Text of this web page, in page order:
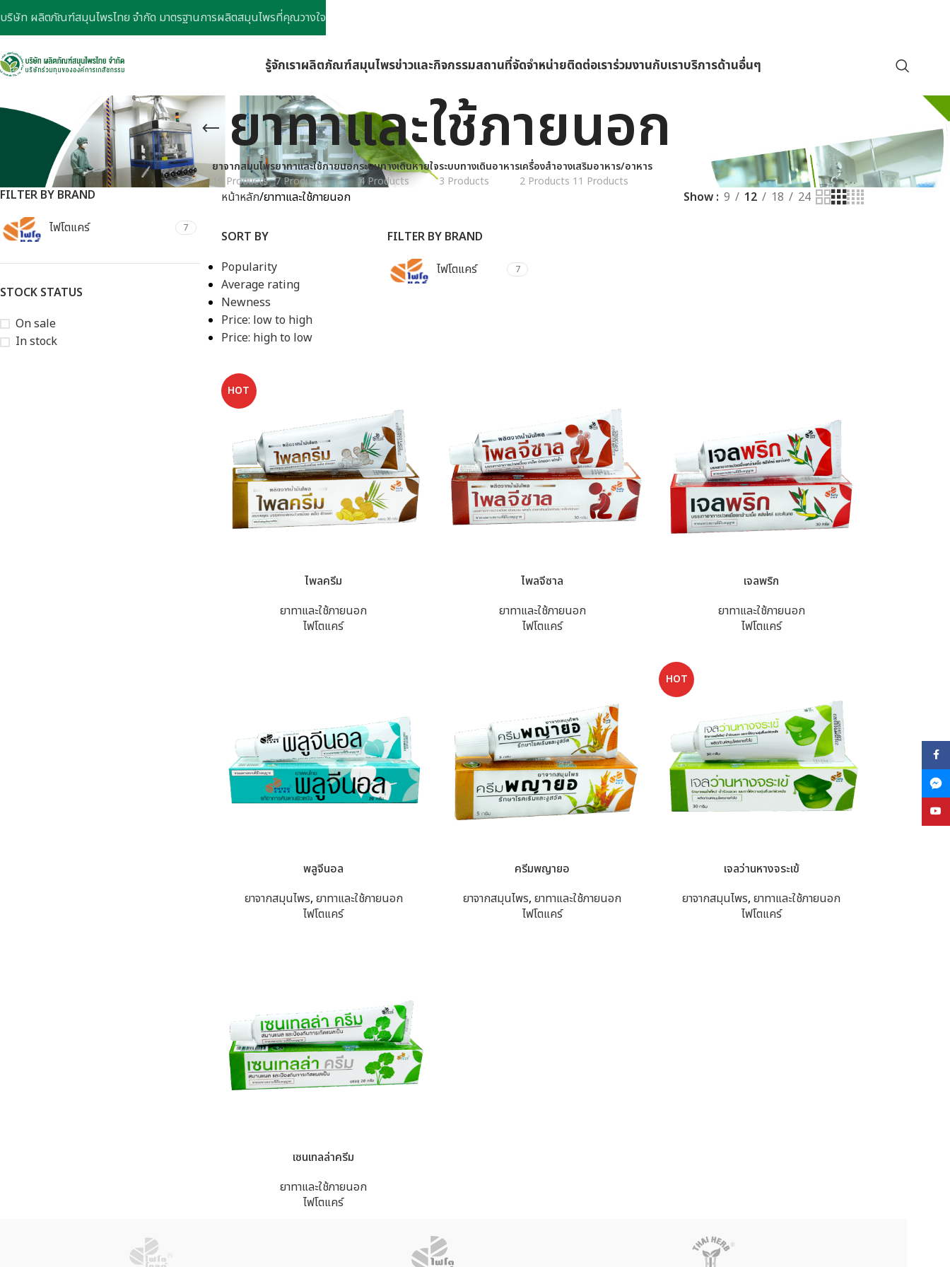
รู้จักเราผลิตภัณฑ์สมุนไพรข่าวและกิจกรรมสถานที่จัดจำหน่ายติดต่อเราร่วมงานกับเราบริการด้านอื่นๆ
ยาทาและใช้ภายนอก
ยาจากสมุนไพร
19 Products
ยาทาและใช้ภายนอก
7 Products
ระบบทางเดินหายใจ
4 Products
ระบบทางเดินอาหาร
3 Products
เครื่องสำอาง
2 Products
เสริมอาหาร/อาหาร
11 Products
FILTER BY BRAND
ไฟโตแคร์
7
STOCK STATUS
On sale
In stock
หน้าหลัก ยาทาและใช้ภายนอก Show 9 12 18 24
SORT BY
Popularity
Average rating
Newness
Price: low to high
Price: high to low
FILTER BY BRAND
ไฟโตแคร์
7
HOT
ไพลครีม
ยาทาและใช้ภายนอก
ไฟโตแคร์
ไพลจีซาล
ยาทาและใช้ภายนอก
ไฟโตแคร์
เจลพริก
ยาทาและใช้ภายนอก
ไฟโตแคร์
พลูจีนอล
ยาจากสมุนไพร, ยาทาและใช้ภายนอก
ไฟโตแคร์
ครีมพญายอ
ยาจากสมุนไพร,ยาทาและใช้ภายนอก
ไฟโตแคร์
HOT
เจลว่านหางจระเข้
ยาจากสมุนไพร,ยาทาและใช้ภายนอก
ไฟโตแคร์
เซนเทลล่าครีม
ยาทาและใช้ภายนอก
ไฟโตแคร์
บริษัท ผลิตภัณฑ์สมุนไพรไทย จำกัด มาตรฐานการผลิตสมุนไพรที่คุณวางใจ